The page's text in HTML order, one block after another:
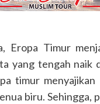
Eropa Timur
yang tengah naik
timur menyajikan
biru. Sehingga,